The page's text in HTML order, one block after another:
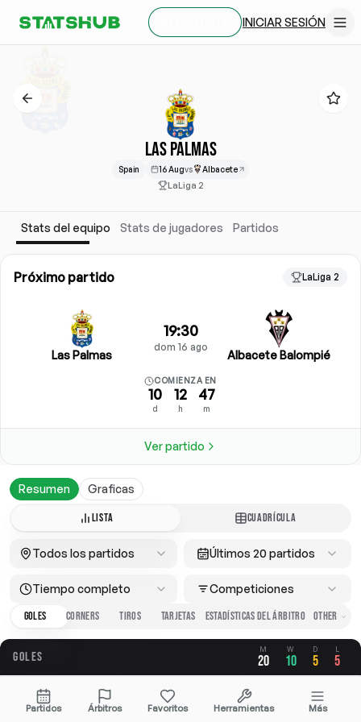
INICIAR SESIÓN
LAS PALMAS
Spain 16 Augvs Albacete
LaLiga 2
Stats del equipo Stats de jugadores Partidos
Próximo partido LaLiga 2
Las Palmas
19:30
dom 16 ago
Albacete Balompié
COMIENZA EN
10
d
12
h
47
m
Ver partido
Resumen Graficas
LISTA CUADRÍCULA
Todos los partidos Últimos 20 partidos
Tiempo completo
Competiciones
GOLES
CORNERS TIROS TARJETAS ESTADÍSTICAS DEL ÁRBITRO
GOLES M
20
W
10
D
5
L
5
GLOBAL
2.55
A FAVOR
1.45
EN CONTRA
1.10
Partidos Árbitros Favoritos Herramientas Más